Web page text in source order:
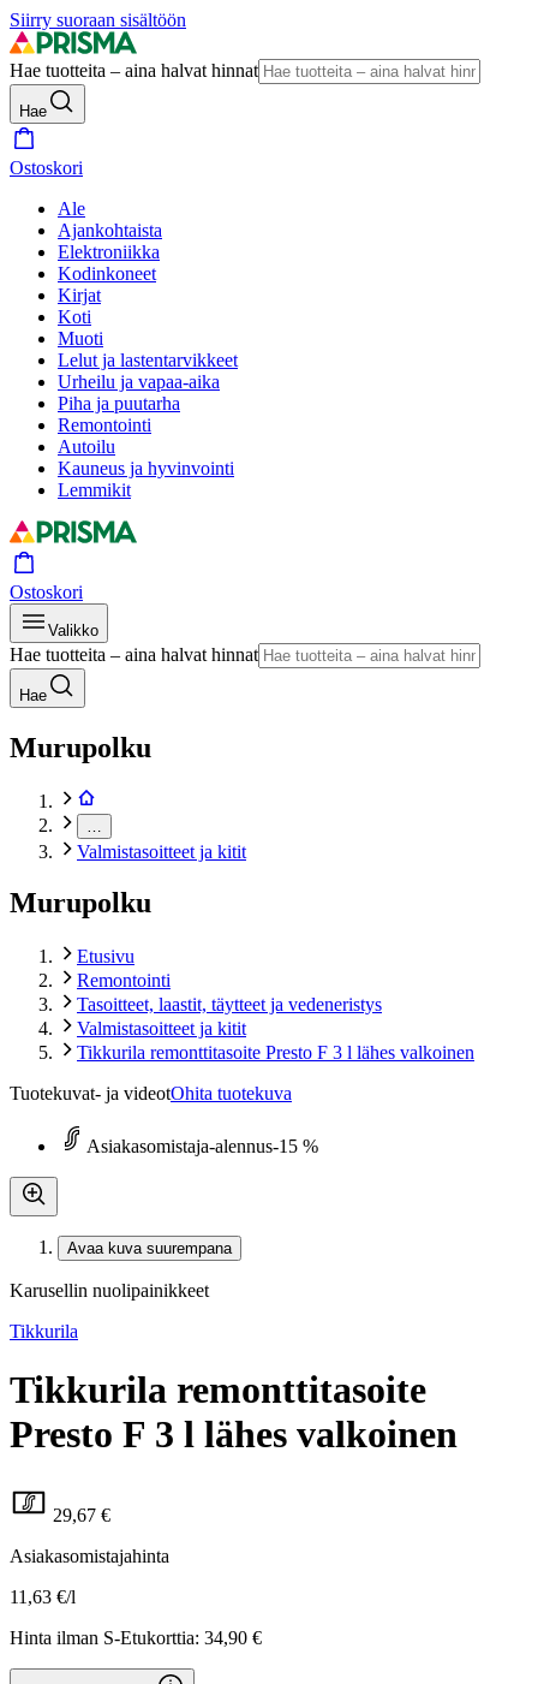
Siirry suoraan sisältöön
Hae tuotteita – aina halvat hinnat
Hae
Ostoskori
Ale
Ajankohtaista
Elektroniikka
Kodinkoneet
Kirjat
Koti
Muoti
Lelut ja lastentarvikkeet
Urheilu ja vapaa-aika
Piha ja puutarha
Remontointi
Autoilu
Kauneus ja hyvinvointi
Lemmikit
Ostoskori
Valikko
Hae tuotteita – aina halvat hinnat
Hae
Murupolku
Valmistasoitteet ja kitit
Murupolku
Etusivu
Remontointi
Tasoitteet, laastit, täytteet ja vedeneristys
Valmistasoitteet ja kitit
Tikkurila remonttitasoite Presto F 3 l lähes valkoinen
Tuotekuvat- ja videotOhita tuotekuva
Asiakasomistaja-alennus-15 %
Avaa kuva suurempana
Karusellin nuolipainikkeet
Tikkurila
Tikkurila remonttitasoite
Presto F 3 l lähes valkoinen
29,67 €
Asiakasomistajahinta
11,63 €/l
Hinta ilman S-Etukorttia: 34,90 €